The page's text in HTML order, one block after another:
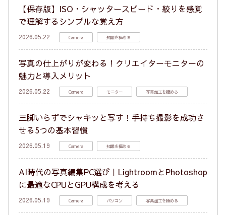
【保存版】ISO・シャッタースピード・絞りを感覚
で理解するシンプルな覚え方
2026.05.22 Camera 知識を極める
写真の仕上がりが変わる！クリエイターモニターの
魅力と導入メリット
2026.05.22 Camera モニター 写真加工を極める
三脚いらずでシャキッと写す！手持ち撮影を成功さ
せる5つの基本習慣
2026.05.19 Camera 知識を極める
AI時代の写真編集PC選び｜LightroomとPhotoshop
に最適なCPUとGPU構成を考える
2026.05.19 Camera パソコン 写真加工を極める